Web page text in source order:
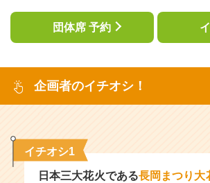
団体席 予約
企画者のイチオシ！
イチオシ1
日本三大花火である長岡まつり大